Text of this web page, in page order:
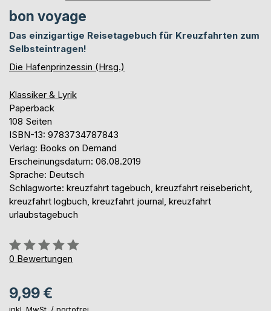
bon voyage
Das einzigartige Reisetagebuch für Kreuzfahrten zum
Selbsteintragen!
Die Hafenprinzessin (Hrsg.)
Klassiker & Lyrik
Paperback
108 Seiten
ISBN-13: 9783734787843
Verlag: Books on Demand
Erscheinungsdatum: 06.08.2019
Sprache: Deutsch
Schlagworte: kreuzfahrt tagebuch, kreuzfahrt reisebericht,
kreuzfahrt logbuch, kreuzfahrt journal, kreuzfahrt
urlaubstagebuch
Bewertung::
0%
0 Bewertungen
9,99 €